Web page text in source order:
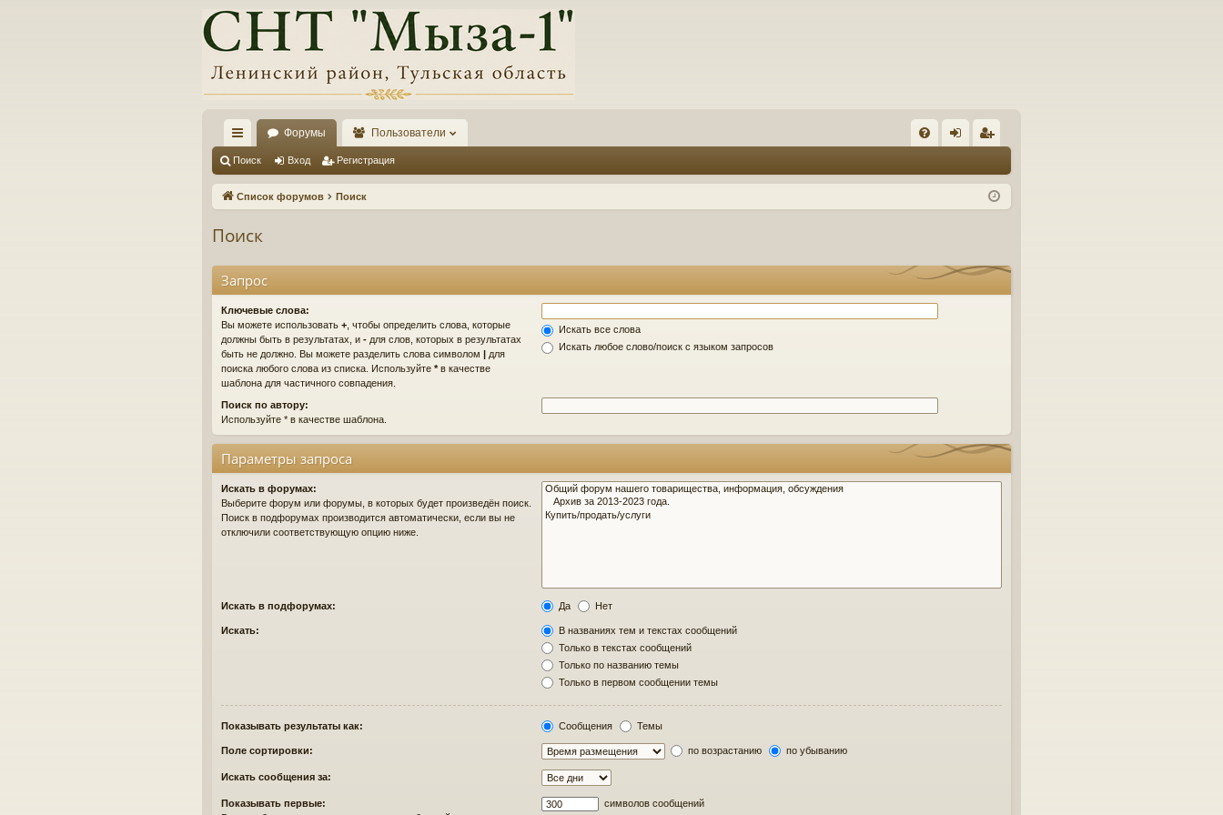
с
ы
и
Форумы Пользователи
Q д ис
ия
Поиск Вход Регистрация
Список форумов Поиск
Поиск
Запрос
Ключевые слова:
Вы можете использовать + , чтобы определить слова, которые
должны быть в результатах, и - для слов, которых в результатах
быть не должно. Вы можете разделить слова символом | для
поиска любого слова из списка. Используйте *в качестве
шаблона для частичного совпадения.
Искать все слова
Искать любое слово/поиск с языком запросов
Поиск по автору:
Используйте * в качестве шаблона.
Параметры запроса
Искать в форумах:
Выберите форум или форумы, в которых будет произведён поиск.
Поиск в подфорумах производится автоматически, если вы не
отключили соответствующую опцию ниже.
Искать в подфорумах: Да Нет
Искать:
В названиях тем и текстах сообщений
Только в текстах сообщений
Только по названию темы
Только в первом сообщении темы
Показывать результаты как: Сообщения Темы
Поле сортировки: по возрастанию по убыванию
Искать сообщения за:
Показывать первые:
символов сообщений